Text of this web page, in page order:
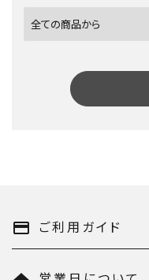
キーワード
payment ご利用ガイド